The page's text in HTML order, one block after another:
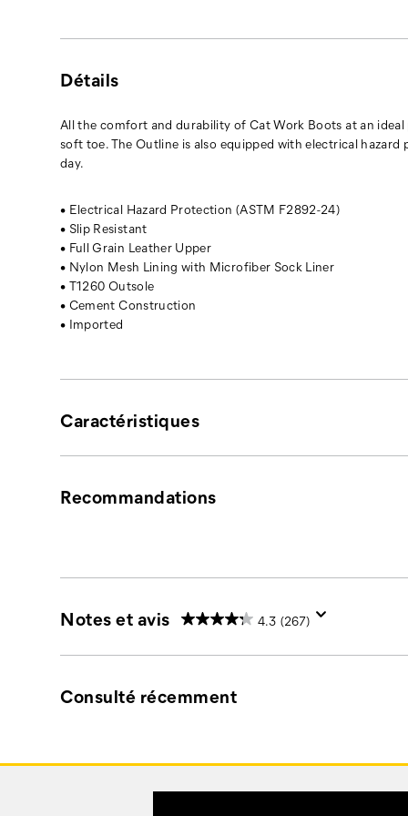
hazard
and
resistance,
allowing
you
fully
protected
during
your
work
day.
Honey ResetSeal Brown
Détails
All the comfort and durability of Cat Work Boots at an
soft toe. The Outline is also equipped with electrical
day.
• Electrical Hazard Protection (ASTM F2892-24)
• Slip Resistant
• Full Grain Leather Upper
• Nylon Mesh Lining with Microfiber Sock Liner
• T1260 Outsole
• Cement Construction
• Imported
Caractéristiques
Recommandations
Notes et avis 4.3 (267)
Consulté récemment